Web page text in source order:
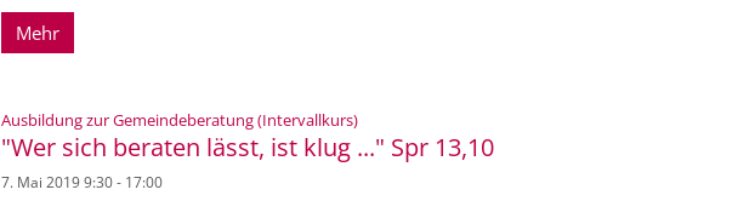
Mehr
Ausbildung zur Gemeindeberatung (Intervallkurs):
"Wer sich beraten lässt, ist klug ..." Spr 13,10
7. Mai 2019 9:30 - 17:00